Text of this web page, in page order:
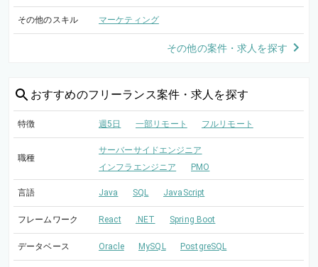
その他のスキル マーケティング
その他の案件・求人を探す
おすすめのフリーランス案件・求人を探す
特徴 週5日 一部リモート フルリモート
職種
サーバーサイドエンジニア
インフラエンジニア
PMO
言語 Java SQL JavaScript
フレームワーク React .NET Spring Boot
データベース Oracle MySQL PostgreSQL